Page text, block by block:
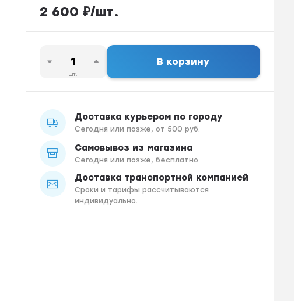
2 600 ₽/шт.
шт.
В корзину
Доставка курьером по городу
Сегодня или позже, от 500 руб.
Самовывоз из магазина
Сегодня или позже, бесплатно
Доставка транспортной компанией
Сроки и тарифы рассчитываются
индивидуально.